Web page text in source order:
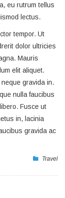
eu rutrum tellus
lectus.
tempor. Ut
dolor ultricies
Mauris
elit aliquet.
gravida in.
nulla faucibus
Fusce ut
in, lacinia
gravida ac
Travel